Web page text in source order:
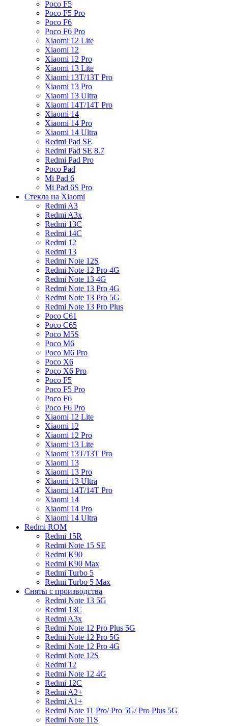
Poco F5
Poco F5 Pro
Poco F6
Poco F6 Pro
Xiaomi 12 Lite
Xiaomi 12
Xiaomi 12 Pro
Xiaomi 13 Lite
Xiaomi 13T/13T Pro
Xiaomi 13 Pro
Xiaomi 13 Ultra
Xiaomi 14T/14T Pro
Xiaomi 14
Xiaomi 14 Pro
Xiaomi 14 Ultra
Redmi Pad SE
Redmi Pad SE 8.7
Redmi Pad Pro
Poco Pad
Mi Pad 6
Mi Pad 6S Pro
Стекла на Xiaomi
Redmi A3
Redmi A3x
Redmi 13C
Redmi 14C
Redmi 12
Redmi 13
Redmi Note 12S
Redmi Note 12 Pro 4G
Redmi Note 13 4G
Redmi Note 13 Pro 4G
Redmi Note 13 Pro 5G
Redmi Note 13 Pro Plus
Poco C61
Poco C65
Poco M5S
Poco M6
Poco M6 Pro
Poco X6
Poco X6 Pro
Poco F5
Poco F5 Pro
Poco F6
Poco F6 Pro
Xiaomi 12 Lite
Xiaomi 12
Xiaomi 12 Pro
Xiaomi 13 Lite
Xiaomi 13T/13T Pro
Xiaomi 13
Xiaomi 13 Pro
Xiaomi 13 Ultra
Xiaomi 14T/14T Pro
Xiaomi 14
Xiaomi 14 Pro
Xiaomi 14 Ultra
Redmi ROM
Redmi 15R
Redmi Note 15 SE
Redmi K90
Redmi K90 Max
Redmi Turbo 5
Redmi Turbo 5 Max
Сняты с производства
Redmi Note 13 5G
Redmi 13C
Redmi A3x
Redmi Note 12 Pro Plus 5G
Redmi Note 12 Pro 5G
Redmi Note 12 Pro 4G
Redmi Note 12S
Redmi 12
Redmi Note 12 4G
Redmi 12C
Redmi A2+
Redmi A1+
Redmi Note 11 Pro/ Pro 5G/ Pro Plus 5G
Redmi Note 11S